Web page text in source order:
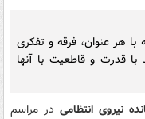
هر عنوان، فرقه و تفکری
با قدرت و قاطعیت با آنها
نیروی انتظامی در مراسم